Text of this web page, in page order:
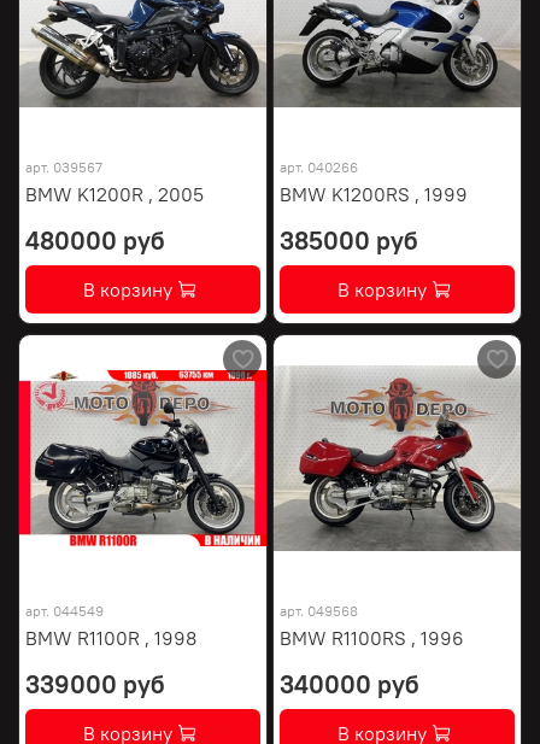
арт. 039567
BMW K1200R , 2005
480000 руб
В корзину
арт. 040266
BMW K1200RS , 1999
385000 руб
В корзину
арт. 044549
BMW R1100R , 1998
339000 руб
В корзину
арт. 049568
BMW R1100RS , 1996
340000 руб
В корзину